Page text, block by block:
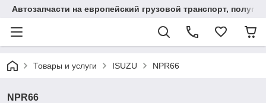
Автозапчасти на европейский грузовой транспорт,
Товары и услуги ISUZU NPR66
NPR66